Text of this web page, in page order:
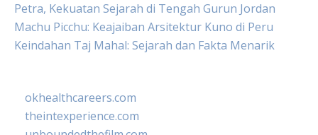
Petra, Kekuatan Sejarah di Tengah Gurun Jordan
Machu Picchu: Keajaiban Arsitektur Kuno di Peru
Keindahan Taj Mahal: Sejarah dan Fakta Menarik
okhealthcareers.com
theintexperience.com